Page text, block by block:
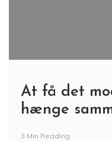
At få det
hænge
3 Min Reading